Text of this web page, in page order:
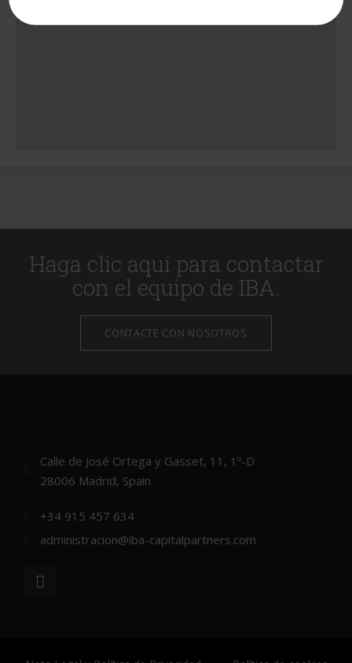
Haga clic aquí para contactar
con el equipo de IBA.
CONTACTE CON NOSOTROS
Calle de José Ortega y Gasset, 11, 1º-D
28006 Madrid, Spain
+34 915 457 634
administracion@iba-capitalpartners.com